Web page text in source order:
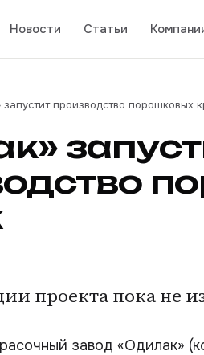
Новости Статьи
производство порошковых
проекта пока не
завод «Одилак»